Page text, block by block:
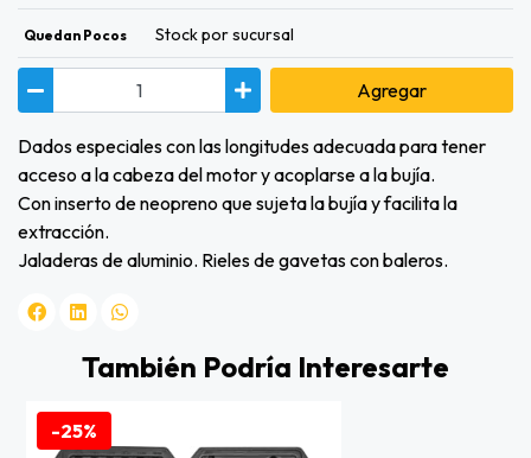
Quedan Pocos Stock por sucursal
Agregar
Dados especiales con las longitudes adecuada para tener
acceso a la cabeza del motor y acoplarse a la bujía.
Con inserto de neopreno que sujeta la bujía y facilita la
extracción.
Jaladeras de aluminio. Rieles de gavetas con baleros.
También Podría Interesarte
-25%